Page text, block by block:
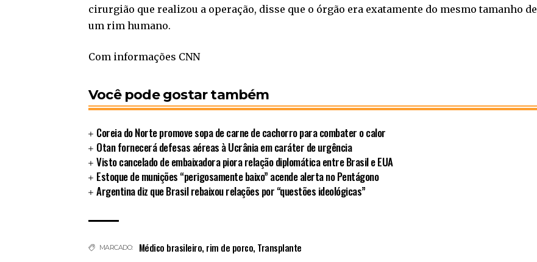
cirurgião que realizou a operação, disse que o órgão era exatamente do mesmo tamanho de
um rim humano.
Com informações CNN
Você pode gostar também
Coreia do Norte promove sopa de carne de cachorro para combater o calor
Otan fornecerá defesas aéreas à Ucrânia em caráter de urgência
Visto cancelado de embaixadora piora relação diplomática entre Brasil e EUA
Estoque de munições “perigosamente baixo” acende alerta no Pentágono
Argentina diz que Brasil rebaixou relações por “questões ideológicas”
MARCADO: Médico brasileiro, rim de porco, Transplante